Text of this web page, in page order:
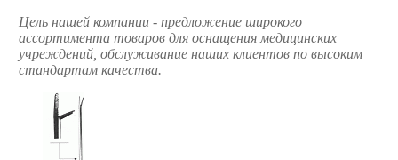
Цель нашей компании - предложение широкого
ассортимента товаров для оснащения медицинских
учреждений, обслуживание наших клиентов по высоким
стандартам качества.